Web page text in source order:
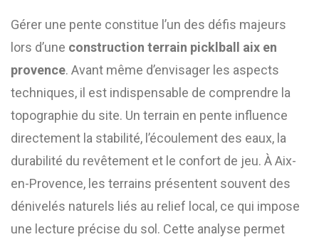
Gérer une pente constitue l’un des défis majeurs
lors d’une construction terrain picklball aix en
provence. Avant même d’envisager les aspects
techniques, il est indispensable de comprendre la
topographie du site. Un terrain en pente influence
directement la stabilité, l’écoulement des eaux, la
durabilité du revêtement et le confort de jeu. À Aix-
en-Provence, les terrains présentent souvent des
dénivelés naturels liés au relief local, ce qui impose
une lecture précise du sol. Cette analyse permet